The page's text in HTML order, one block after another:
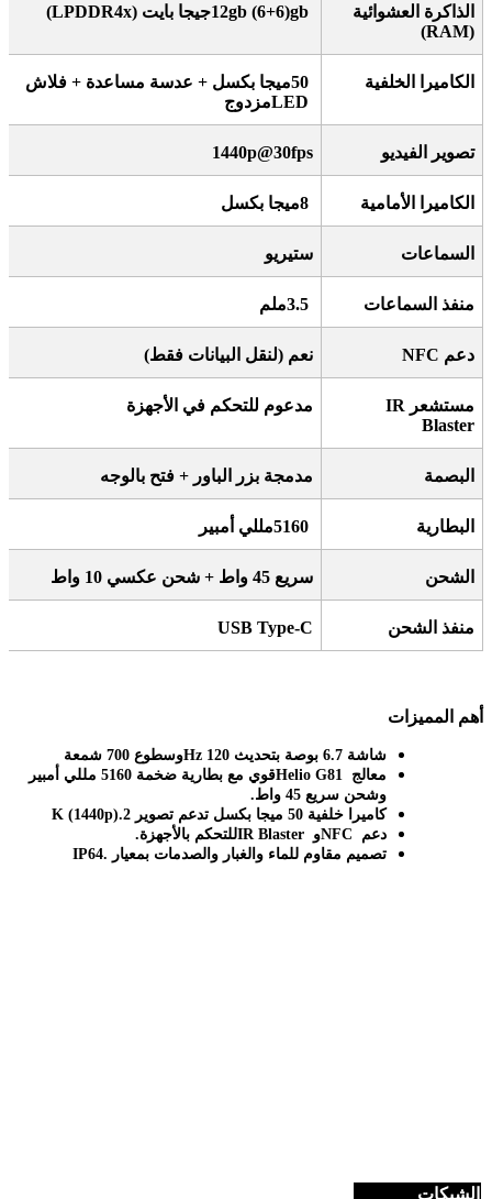
الذاكرة العشوائية
(RAM)
12gb (6+6)gbجيجا بايت(LPDDR4x)
الكاميرا الخلفية 50ميجا بكسل + عدسة مساعدة + فلاش
LEDمزدوج
تصوير الفيديو 1440p@30fps
الكاميرا الأمامية 8ميجا بكسل
السماعات ستيريو
منفذ السماعات 3.5ملم
دعم NFC نعم (لنقل البيانات فقط)
مستشعر IR
Blaster
مدعوم للتحكم في الأجهزة
البصمة مدمجة بزر الباور + فتح بالوجه
البطارية 5160مللي أمبير
الشحن سريع 45 واط + شحن عكسي 10 واط
منفذ الشحن USB Type-C
أهم المميزات
شاشة 6.7 بوصة بتحديث 120 Hzوسطوع 700 شمعة
معالج
Helio G81
قوي مع بطارية ضخمة 5160 مللي أمبير
وشحن سريع 45 واط
.
كاميرا خلفية 50 ميجا بكسل تدعم تصوير 2
K (1440p).
دعم
NFCو IR Blasterللتحكم بالأجهزة.
تصميم مقاوم للماء والغبار والصدمات بمعيار IP64.
الشبكات